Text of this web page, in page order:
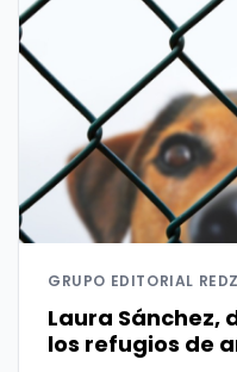
GRUPO EDITORIAL
Laura Sánchez,
los refugios de